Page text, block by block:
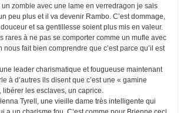
zombie avec une lame en verredragon je sais
peu plus et il va devenir Rambo. C’est dommage,
et sa gentillesse soient plus mis en valeur.
rares à ne pas se comporter comme un mufle avec
nous fait bien comprendre que c’est parce qu’il est
leader charismatique et fougueuse maintenant
à d’autres ils disent que c’est une « gamine
les esclaves, un caprice.
Tyrell, une vieille dame très intelligente qui